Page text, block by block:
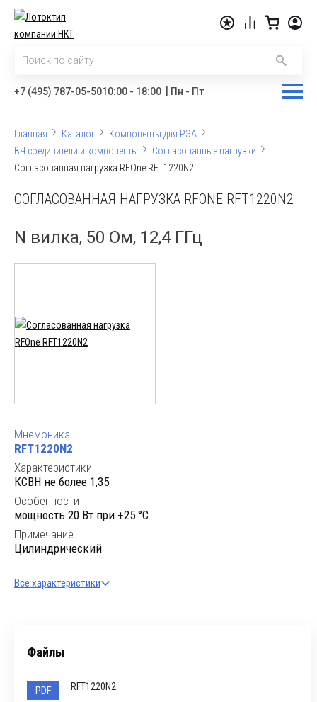
+7 (495) 787-05-5010:00 - 18:00 Пн - Пт
Главная Каталог
Компоненты для РЭА
ВЧ соединители и компоненты
Согласованные нагрузки
Согласованная нагрузка RFOne RFT1220N2
СОГЛАСОВАННАЯ НАГРУЗКА RFONE RFT1220N2
N вилка, 50 Ом, 12,4 ГГц
Мнемоника
RFT1220N2
Характеристики
КСВН не более 1,35
Особенности
мощность 20 Вт при +25 °C
Примечание
Цилиндрический
Все характеристики
Файлы
PDF RFT1220N2